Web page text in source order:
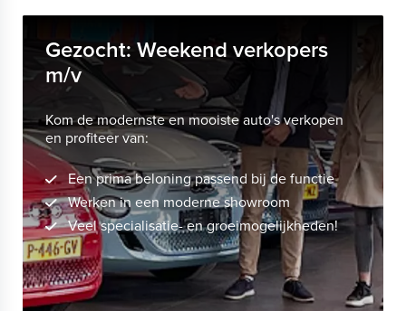
Gezocht: Weekend verkopers
m/v
Kom de modernste en mooiste auto's verkopen
en profiteer van:
Een prima beloning passend bij de functie
Werken in een moderne showroom
Veel specialisatie- en groeimogelijkheden!